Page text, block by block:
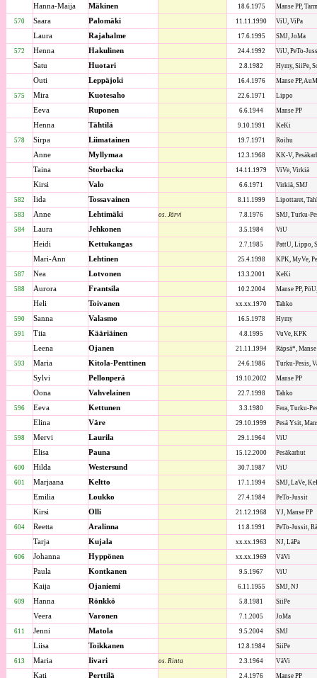
Hanna-Maija Mäkinen 18.6.1975 Manse PP,
570 Saara Palomäki 11.11.1990 ViU, ViPa
Laura Rajahalme 17.6.1995 SMJ, JoMa
572 Henna Hakulinen 24.4.1992 ViU, PeTo-
Satu Huotari 2.8.1982 Hymy, SiiPe,
Outi Leppäjoki 16.4.1976 Manse PP,
575 Mira Kuotesaho 22.6.1971 Lippo
Eeva Ruponen 6.6.1944 Manse PP
Henna Tähtilä 9.10.1991 KeKi
578 Sirpa Liimatainen 19.7.1971 Roihu
Anne Myllymaa 12.3.1968 KK-V,
Taina Storbacka 14.11.1979 ViVe, Virkiä
Kirsi Valo 6.6.1971 Virkiä, SMJ
582 Iida Tossavainen 8.11.1999 Lipottaret,
583 Anne Lehtimäki os. Järvi 7.8.1976 SMJ, Turku-
584 Laura Jehkonen 3.5.1984 ViU
Heidi Kettukangas 2.7.1985 PattU, Lippo,
Mari-Ann Lehtinen 25.4.1998 KPK, MyVe,
587 Nea Lotvonen 13.3.2001 KeKi
588 Aurora Frantsila 10.2.2004 Manse PP,
Heli Toivanen xx.xx.1970 Tahko
590 Sanna Valasmo 16.5.1978 Hymy
591 Tiia Kääriäinen 4.8.1995 VuVe, KPK
Leena Ojanen 21.11.1994 Räpsä*,
593 Maria Kitola-Penttinen 24.6.1986 Turku-Pesis,
Sylvi Pellonperä 19.10.2002 Manse PP
Oona Vahvelainen 22.7.1998 Tahko
596 Eeva Kettunen 3.3.1980 Fera, Turku-
Elina Väre 29.10.1999 Pesä Ysit,
598 Mervi Laurila 29.1.1964 ViU
Elisa Pauna 15.12.2000 Pesäkarhut
600 Hilda Westersund 30.7.1987 ViU
601 Marjaana Keltto 17.1.1994 SMJ, LaVe,
Emilia Loukko 27.4.1984 PeTo-Jussit
Kirsi Olli 21.12.1968 YJ, Manse PP
604 Reetta Aralinna 11.8.1991 PeTo-Jussit,
Tarja Kujala xx.xx.1963 NJ, LäPa
606 Johanna Hyppönen xx.xx.1969 VäVi
Paula Kontkanen 9.5.1967 ViU
Kaija Ojaniemi 6.11.1955 SMJ, NJ
609 Hanna Rönkkö 5.8.1981 SiiPe
Veera Varonen 7.1.2005 JoMa
611 Jenni Matola 9.5.2004 SMJ
Liisa Toikkanen 12.8.1984 SiiPe
613 Maria Iivari os. Rinta 2.3.1964 VäVi
Kati Perttilä 2.4.1976 Manse PP